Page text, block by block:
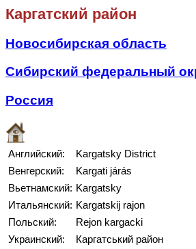
Каргатский район
Новосибирская область
Сибирский федеральный
Россия
Английский:
Kargatsky District
Венгерский:
Kargati járás
Вьетнамский: Kargatsky
Итальянский: Kargatskij rajon
Польский:
Rejon kargacki
Украинский:
Каргатський район